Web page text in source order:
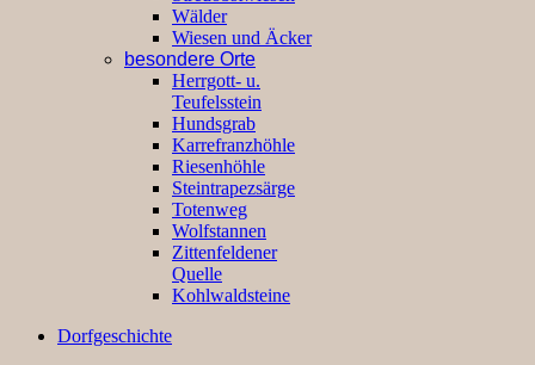
Wälder
Wiesen und Äcker
besondere Orte
Herrgott- u.
Teufelsstein
Hundsgrab
Karrefranzhöhle
Riesenhöhle
Steintrapezsärge
Totenweg
Wolfstannen
Zittenfeldener
Quelle
Kohlwaldsteine
Dorfgeschichte